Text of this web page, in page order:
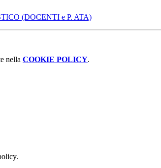
(DOCENTI e P. ATA)
nella COOKIE POLICY.